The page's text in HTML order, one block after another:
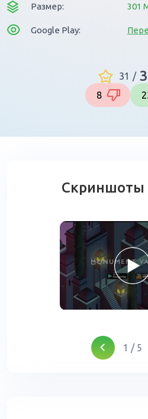
Размер: 301
Google Play:
31 /
8
Скриншоты
1 / 5